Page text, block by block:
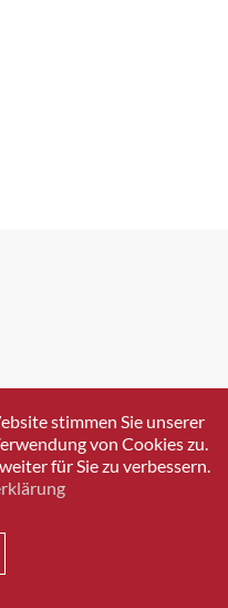
stimmen Sie unserer
von Cookies zu.
für Sie zu verbessern.